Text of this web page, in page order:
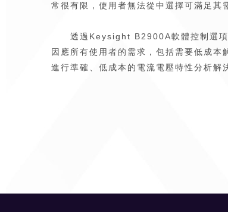
常很有限，使用者無法從中選擇可滿足其
透過Keysight B2900A軟體控制選項
因應所有使用者的需求，包括需要低成
進行準確、低成本的電流電壓特性分析解